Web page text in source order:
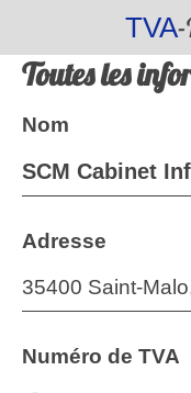
TVA
Toutes les
Nom
SCM Cabinet
Adresse
35400 Saint-
Numéro de TVA